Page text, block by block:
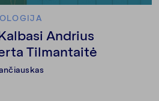
Andrius
Tilmantaitė